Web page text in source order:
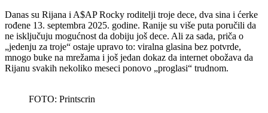
Danas su Rijana i A$AP Rocky roditelji troje dece, dva sina i ćerke
rođene 13. septembra 2025. godine. Ranije su više puta poručili da
ne isključuju mogućnost da dobiju još dece. Ali za sada, priča o
„jedenju za troje“ ostaje upravo to: viralna glasina bez potvrde,
mnogo buke na mrežama i još jedan dokaz da internet obožava da
Rijanu svakih nekoliko meseci ponovo „proglasi“ trudnom.
FOTO: Printscrin